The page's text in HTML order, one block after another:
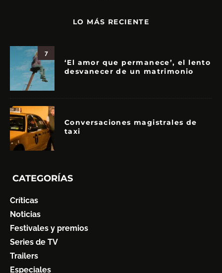
LO MÁS RECIENTE
7
‘El amor que permanece’, el lento
desvanecer de un matrimonio
Conversaciones magistrales de
taxi
CATEGORÍAS
Críticas
Noticias
Festivales y premios
Series de TV
Trailers
Especiales